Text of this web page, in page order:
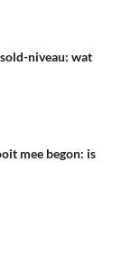
niveau: wat
mee begon: is